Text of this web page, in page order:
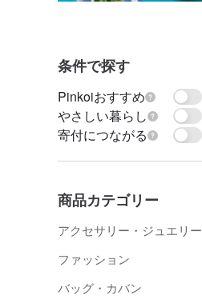
条件で探す
Pinkoiおすすめ
やさしい暮らし
寄付につながる
商品カテゴリー
アクセサリー・ジュエリー
ファッション
バッグ・カバン